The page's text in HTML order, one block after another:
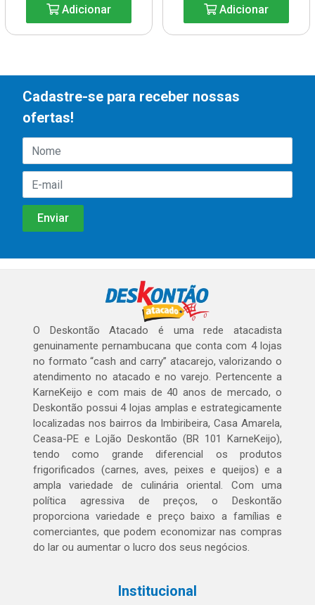
Adicionar Adicionar
Cadastre-se para receber nossas
ofertas!
O Deskontão Atacado é uma rede atacadista
genuinamente pernambucana que conta com 4 lojas
no formato “cash and carry” atacarejo, valorizando o
atendimento no atacado e no varejo. Pertencente a
KarneKeijo e com mais de 40 anos de mercado, o
Deskontão possui 4 lojas amplas e estrategicamente
localizadas nos bairros da Imbiribeira, Casa Amarela,
Ceasa-PE e Lojão Deskontão (BR 101 KarneKeijo),
tendo como grande diferencial os produtos
frigorificados (carnes, aves, peixes e queijos) e a
ampla variedade de culinária oriental. Com uma
política agressiva de preços, o Deskontão
proporciona variedade e preço baixo a famílias e
comerciantes, que podem economizar nas compras
do lar ou aumentar o lucro dos seus negócios.
Institucional